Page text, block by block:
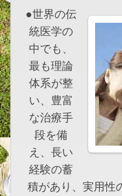
●世界の伝
統医学の
中でも、
最も理論
体系が整
い、豊富
な治療手
段を備
え、長い
経験の蓄
積があり、実用性